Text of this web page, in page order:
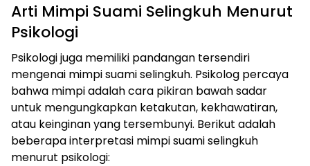
Arti Mimpi Suami Selingkuh Menurut
Psikologi
Psikologi juga memiliki pandangan tersendiri
mengenai mimpi suami selingkuh. Psikolog percaya
bahwa mimpi adalah cara pikiran bawah sadar
untuk mengungkapkan ketakutan, kekhawatiran,
atau keinginan yang tersembunyi. Berikut adalah
beberapa interpretasi mimpi suami selingkuh
menurut psikologi: